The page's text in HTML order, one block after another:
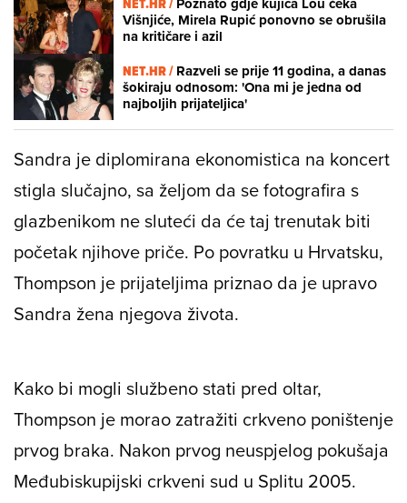
Višnjiće, Mirela Rupić ponovno se obrušila
na kritičare i azil
NET.HR /Razveli se prije 11 godina, a danas
šokiraju odnosom: 'Ona mi je jedna od
najboljih prijateljica'
Sandra je diplomirana ekonomistica na koncert
stigla slučajno, sa željom da se fotografira s
glazbenikom ne sluteći da će taj trenutak biti
početak njihove priče. Po povratku u Hrvatsku,
Thompson je prijateljima priznao da je upravo
Sandra žena njegova života.
Kako bi mogli službeno stati pred oltar,
Thompson je morao zatražiti crkveno poništenje
prvog braka. Nakon prvog neuspjelog pokušaja
Međubiskupijski crkveni sud u Splitu 2005.